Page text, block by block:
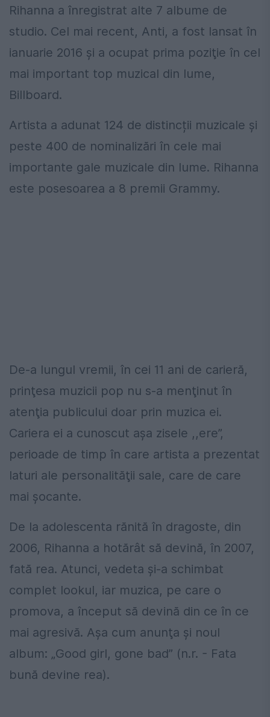
Rihanna a înregistrat alte 7 albume de
studio. Cel mai recent, Anti, a fost lansat în
ianuarie 2016 şi a ocupat prima poziţie în cel
mai important top muzical din lume,
Billboard.
Artista a adunat 124 de distincții muzicale şi
peste 400 de nominalizări în cele mai
importante gale muzicale din lume. Rihanna
este posesoarea a 8 premii Grammy.
De-a lungul vremii, în cei 11 ani de carieră,
prinţesa muzicii pop nu s-a menţinut în
atenţia publicului doar prin muzica ei.
Cariera ei a cunoscut aşa zisele ,,ere”,
perioade de timp în care artista a prezentat
laturi ale personalităţii sale, care de care
mai şocante.
De la adolescenta rănită în dragoste, din
2006, Rihanna a hotărât să devină, în 2007,
fată rea. Atunci, vedeta şi-a schimbat
complet lookul, iar muzica, pe care o
promova, a început să devină din ce în ce
mai agresivă. Aşa cum anunţa şi noul
album: „Good girl, gone bad” (n.r. - Fata
bună devine rea).